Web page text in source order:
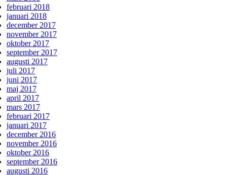
februari 2018
januari 2018
december 2017
november 2017
oktober 2017
september 2017
augusti 2017
juli 2017
juni 2017
maj 2017
april 2017
mars 2017
februari 2017
januari 2017
december 2016
november 2016
oktober 2016
september 2016
augusti 2016